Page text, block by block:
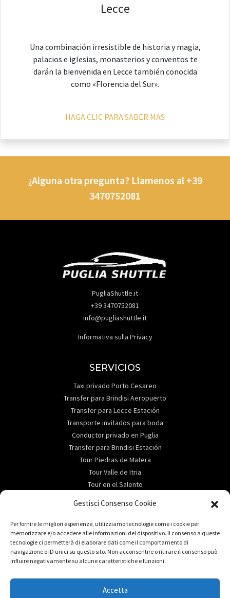
Gestisci Consenso Cookie
Per fornire le migliori esperienze, utilizziamo tecnologie come i cookie per
memorizzare e/o accedere alle informazioni del dispositivo. Il consenso a queste
tecnologie ci permetterà di elaborare dati come il comportamento di
navigazione o ID unici su questo sito. Non acconsentire o ritirare il consenso può
influire negativamente su alcune caratteristiche e funzioni.
Accetta
Lecce
Una combinación irresistible de historia y magia,
palacios e iglesias, monasterios y conventos te
darán la bienvenida en Lecce también conocida
como «Florencia del Sur».
HAGA CLIC PARA SABER MAS
¿Alguna otra pregunta? Llamenos al +39
3470752081
PugliaShuttle.it
+39 3470752081
info@pugliashuttle.it
Informativa sulla Privacy
SERVICIOS
Taxi privado Porto Cesareo
Transfer para Brindisi Aeropuerto
Transfer para Lecce Estación
Transporte invitados para boda
Conductor privado en Puglia
Transfer para Brindisi Estación
Tour Piedras de Matera
Tour Valle de Itria
Tour en el Salento
ABOUT
Reservas e informaciones útiles
Services
Destino
Alquiler de coches en Salento
DESTINO
Transfer para Gallipoli
Ciao, come possiamo aiutarti?